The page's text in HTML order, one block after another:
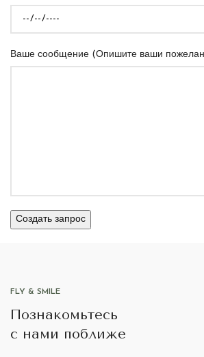
Ваше сообщение (Опишите ваши
FLY & SMILE
Познакомьтесь
с нами поближе